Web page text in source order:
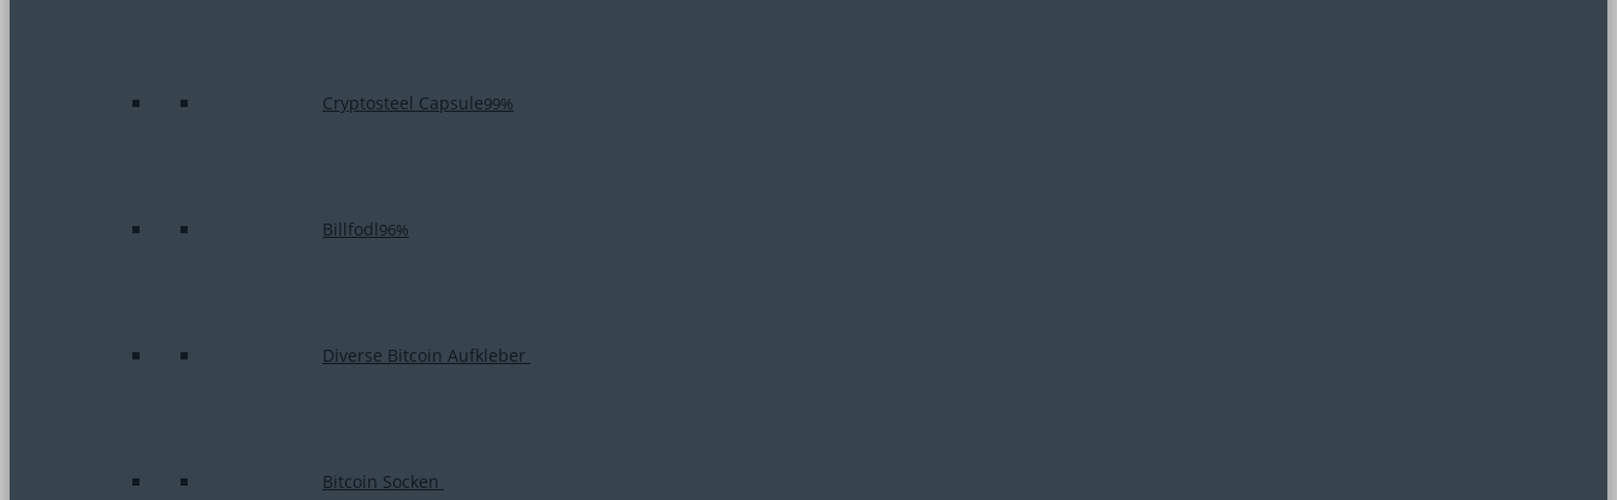
Cryptosteel Capsule99%
Billfodl96%
Diverse Bitcoin Aufkleber
Bitcoin Socken